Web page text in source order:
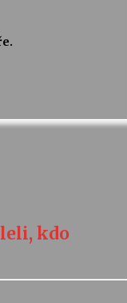
kdo